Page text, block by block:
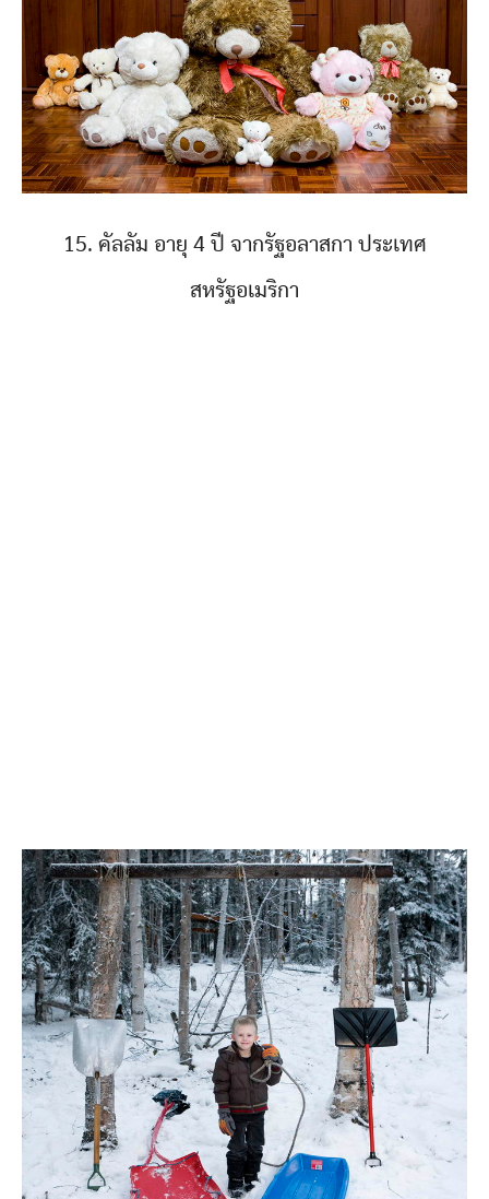
15. คัลลัม อายุ 4 ปี จากรัฐอลาสกา ประเทศ
สหรัฐอเมริกา